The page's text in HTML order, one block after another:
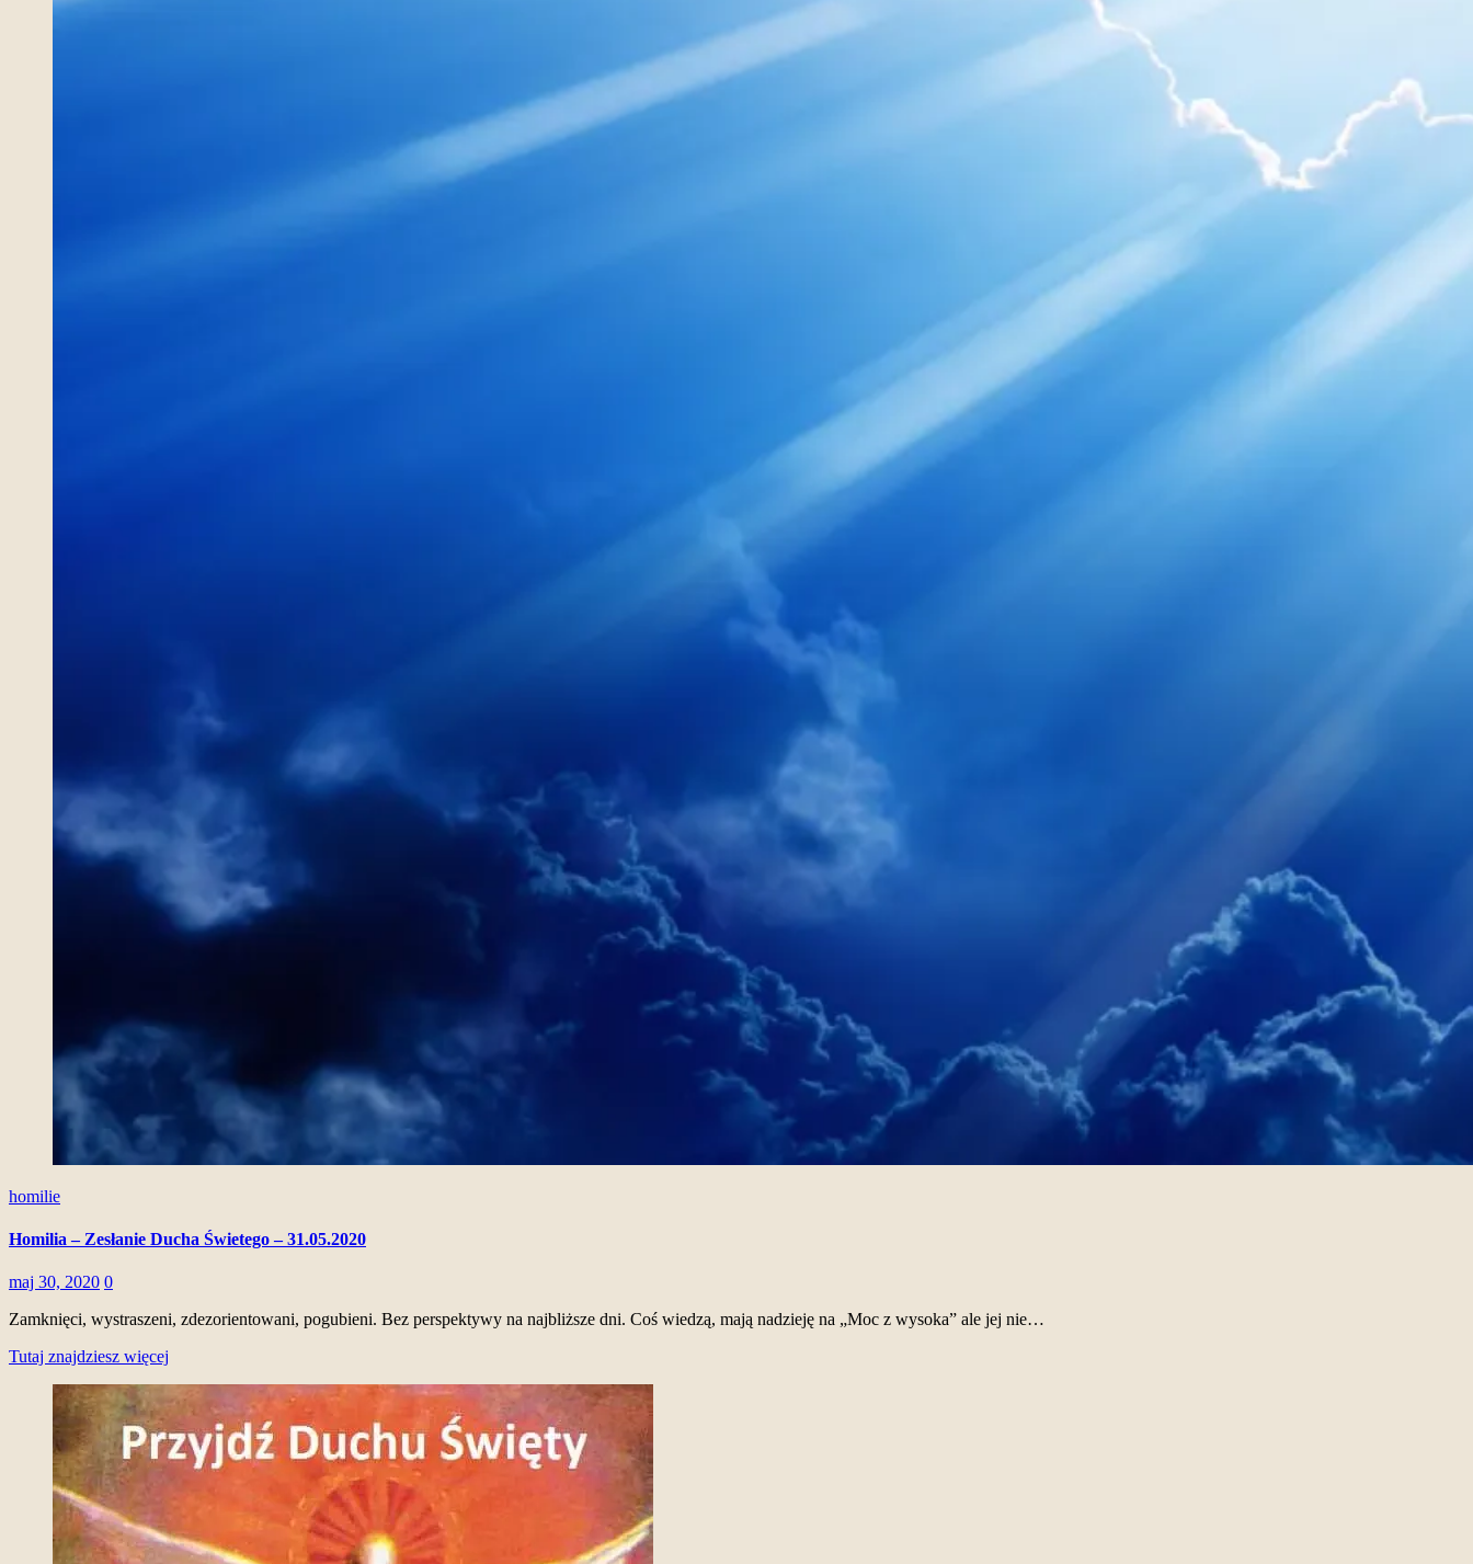
homilie
Homilia – Zesłanie Ducha Świetego – 31.05.2020
maj 30, 2020 0
Zamknięci, wystraszeni, zdezorientowani, pogubieni. Bez perspektywy na najbliższe dni. Coś wiedzą, mają nadzieję na „Moc z wysoka” ale jej nie…
Tutaj znajdziesz więcej